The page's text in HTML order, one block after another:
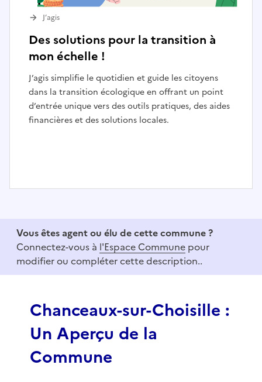
Des solutions pour la transition à
mon échelle !
J’agis simplifie le quotidien et guide les citoyens
dans la transition écologique en offrant un point
d’entrée unique vers des outils pratiques, des aides
financières et des solutions locales.
J’agis
f
Vous êtes agent ou élu de cette commune ?
Connectez-vous à l'Espace Commune pour
modifier ou compléter cette description..
Chanceaux-sur-Choisille :
Un Aperçu de la
Commune